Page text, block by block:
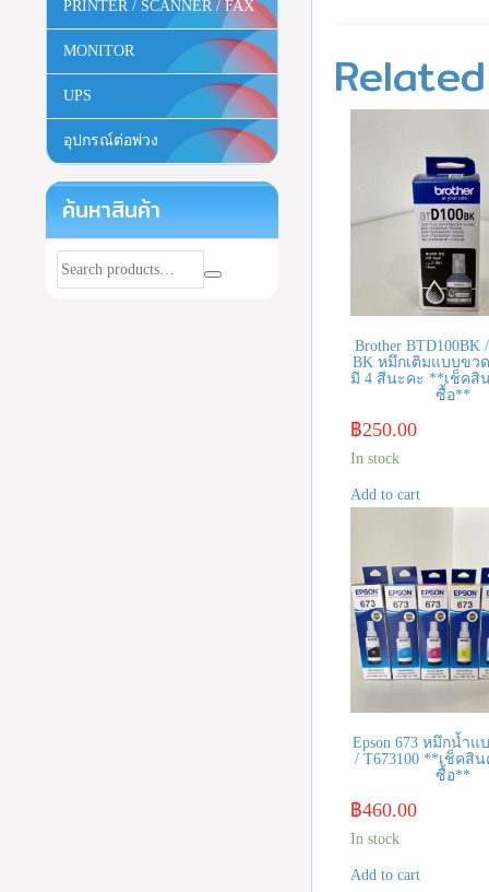
Brother BTD100BK
BK หมึกเติมแบบขว
มี 4 สีนะคะ **เช็คสิ
ซื้อ**
฿250.00
In stock
Add to cart
Epson 673 หมึกน้ำแ
/ T673100 **เช็คสิ
ซื้อ**
฿460.00
In stock
Add to cart
PRINTER / SCANNER / FAX
MONITOR
UPS
อุปกรณ์ต่อพ่วง
ค้นหาสินค้า